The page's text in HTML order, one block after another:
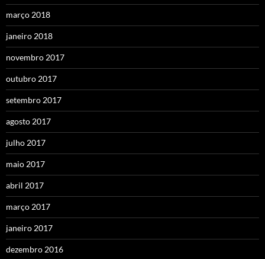
março 2018
janeiro 2018
novembro 2017
outubro 2017
setembro 2017
agosto 2017
julho 2017
maio 2017
abril 2017
março 2017
janeiro 2017
dezembro 2016